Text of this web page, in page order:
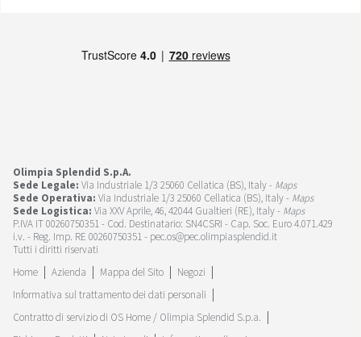
Olimpia Splendid S.p.A.
Sede Legale: Via Industriale 1/3 25060 Cellatica (BS), Italy - Maps
Sede Operativa: Via Industriale 1/3 25060 Cellatica (BS), Italy - Maps
Sede Logistica: Via XXV Aprile, 46, 42044 Gualtieri (RE), Italy - Maps
P.IVA IT 00260750351 - Cod. Destinatario: SN4CSRI - Cap. Soc. Euro 4.071.429
i.v. - Reg. Imp. RE 00260750351 - pec.os@pec.olimpiasplendid.it
Tutti i diritti riservati
Home
Azienda Mappa del Sito
Negozi
Informativa sul trattamento dei dati personali
Contratto di servizio di OS Home / Olimpia Splendid S.p.a.